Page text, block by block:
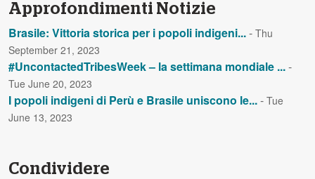
Approfondimenti Notizie
Brasile: Vittoria storica per i popoli indigeni...- Thu
September 21, 2023
#UncontactedTribesWeek – la settimana mondiale ...-
Tue June 20, 2023
I popoli indigeni di Perù e Brasile uniscono le...- Tue
June 13, 2023
Condividere